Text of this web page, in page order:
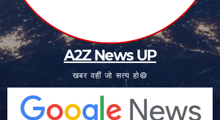
A2Z News UP
खबर वहीं जो सत्य हो©